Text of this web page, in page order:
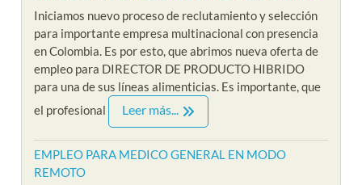
Iniciamos nuevo proceso de reclutamiento y selección
para importante empresa multinacional con presencia
en Colombia. Es por esto, que abrimos nueva oferta de
empleo para DIRECTOR DE PRODUCTO HIBRIDO
para una de sus líneas alimenticias. Es importante, que
el profesional
Leer más...
EMPLEO PARA MEDICO GENERAL EN MODO
REMOTO